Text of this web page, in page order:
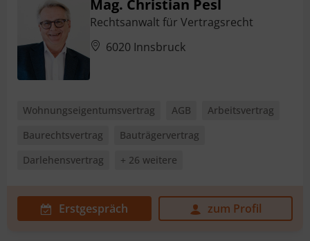
Mag. Christian Pesl
Rechtsanwalt für Vertragsrecht
6020 Innsbruck
Wohnungseigentumsvertrag AGB
Arbeitsvertrag
Baurechtsvertrag
Bauträgervertrag
Darlehensvertrag
+ 26 weitere
Erstgespräch zum Profil